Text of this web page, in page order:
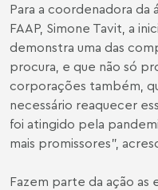
Para a coordenadora da
FAAP, Simone Tavit, a
demonstra uma das
procura, e que não só
corporações também,
necessário reaquecer
foi atingido pela
mais promissores”,
Fazem parte da ação as